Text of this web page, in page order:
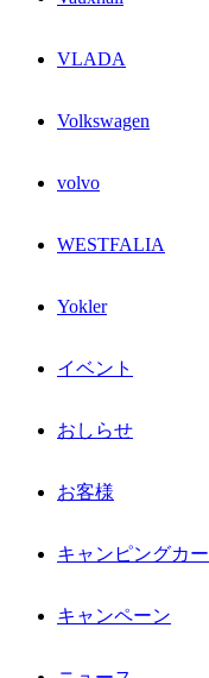
VLADA
Volkswagen
volvo
WESTFALIA
Yokler
イベント
おしらせ
お客様
キャンピングカー
キャンペーン